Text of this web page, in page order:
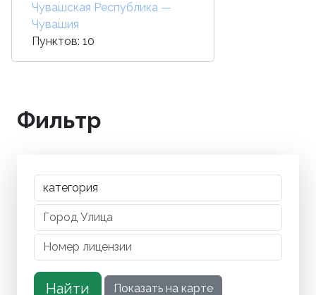
Чувашская Республика —
Чувашия
Пунктов: 10
Фильтр